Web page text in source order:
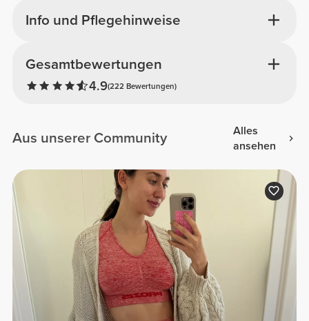
Info und Pflegehinweise
Gesamtbewertungen
4.9(222 Bewertungen)
Aus unserer Community
Alles
ansehen